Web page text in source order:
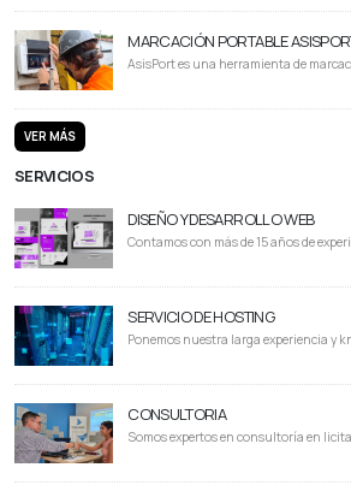
MARCACIÓN PORTABLE
AsisPort es una herramienta de
VER MÁS
SERVICIOS
DISEÑO Y DESARROLLO WEB
Contamos con más de 15 años de
SERVICIO DE HOSTING
Ponemos nuestra larga experiencia y
CONSULTORIA
Somos expertos en consultoría en